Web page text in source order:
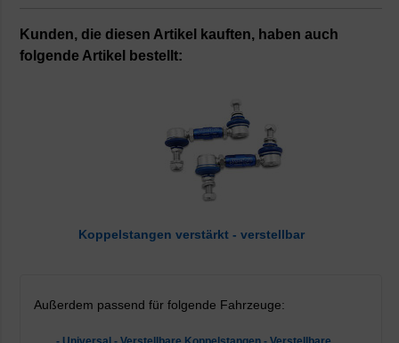
Kunden, die diesen Artikel kauften, haben auch
folgende Artikel bestellt:
Koppelstangen verstärkt - verstellbar
Außerdem passend für folgende Fahrzeuge: